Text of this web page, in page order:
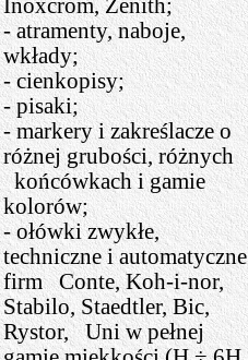
Inoxcrom, Zenith;
- atramenty, naboje,
wkłady;
- cienkopisy;
- pisaki;
- markery i zakreślacze o
różnej grubości, różnych
końcówkach i gamie
kolorów;
- ołówki zwykłe,
techniczne i automatyczne
firm Conte, Koh-i-nor,
Stabilo, Staedtler, Bic,
Rystor, Uni w pełnej